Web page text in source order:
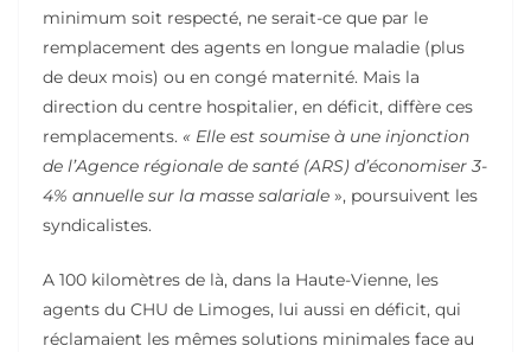
minimum soit respecté, ne serait-ce que par le
remplacement des agents en longue maladie (plus
de deux mois) ou en congé maternité. Mais la
direction du centre hospitalier, en déficit, diffère ces
remplacements. « Elle est soumise à une injonction
de l’Agence régionale de santé (ARS) d’économiser 3-
4% annuelle sur la masse salariale », poursuivent les
syndicalistes.
A 100 kilomètres de là, dans la Haute-Vienne, les
agents du CHU de Limoges, lui aussi en déficit, qui
réclamaient les mêmes solutions minimales face au